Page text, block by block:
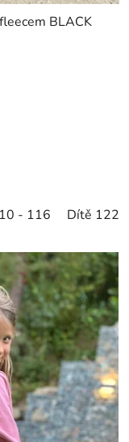
BLACK
- 116 Dítě 122